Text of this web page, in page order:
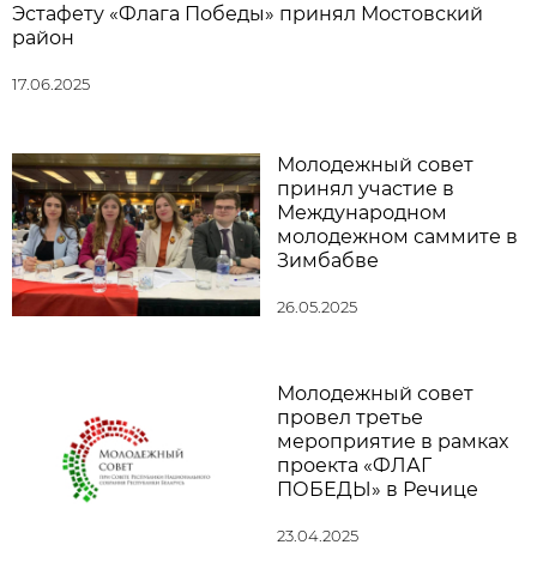
Эстафету «Флага Победы» принял Мостовский
район
17.06.2025
Молодежный совет
принял участие в
Международном
молодежном саммите в
Зимбабве
26.05.2025
Молодежный совет
провел третье
мероприятие в рамках
проекта «ФЛАГ
ПОБЕДЫ» в Речице
23.04.2025